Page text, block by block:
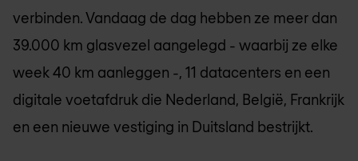
verbinden. Vandaag de dag hebben ze meer dan
39.000 km glasvezel aangelegd - waarbij ze elke
week 40 km aanleggen -, 11 datacenters en een
digitale voetafdruk die Nederland, België, Frankrijk
en een nieuwe vestiging in Duitsland bestrijkt.